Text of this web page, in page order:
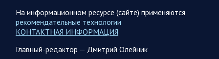
Бусаргин: Уважаемые спортсмены, тренеры, участники
физкультурного движения, ветераны и любители
Поздравление Губернатора Саратовской области:
На информационном ресурсе (сайте) применяются
рекомендательные технологии
КОНТАКТНАЯ ИНФОРМАЦИЯ
Главный-редактор — Дмитрий Олейник